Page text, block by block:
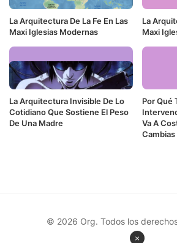
La Arquitectura De La Fe En Las
Maxi Iglesias Modernas
La
Maxi
La Arquitectura Invisible De Lo
Cotidiano Que Sostiene El Peso
De Una Madre
Por Qué
Va A
Cambias
×
© 2026 Org. Todos los